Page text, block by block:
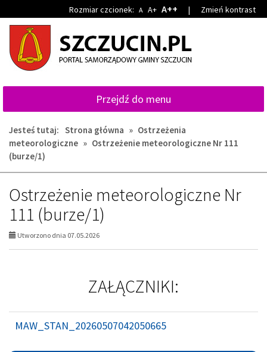
do
głównej
treści
do
wyszukiwarki
Rozmiar czcionek: A A+ A++ | Zmień kontrast
Przejdź do menu
Jesteś tutaj: Strona główna » Ostrzeżenia
meteorologiczne » Ostrzeżenie meteorologiczne Nr 111
(burze/1)
Ostrzeżenie meteorologiczne Nr
111 (burze/1)
Utworzono dnia 07.05.2026
ZAŁĄCZNIKI:
MAW_STAN_20260507042050665